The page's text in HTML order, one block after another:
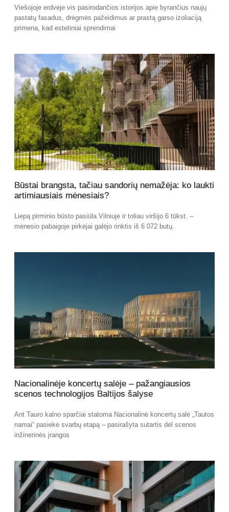
Viešojoje erdvėje vis pasirodančios istorijos apie byrančius naujų
pastatų fasadus, drėgmės pažeidimus ar prastą garso izoliaciją
primena, kad estetiniai sprendimai
Būstai brangsta, tačiau sandorių nemažėja: ko laukti
artimiausiais mėnesiais?
Liepą pirminio būsto pasiūla Vilniuje ir toliau viršijo 6 tūkst. –
mėnesio pabaigoje pirkėjai galėjo rinktis iš 6 072 butų.
Nacionalinėje koncertų salėje – pažangiausios
scenos technologijos Baltijos šalyse
Ant Tauro kalno sparčiai statoma Nacionalinė koncertų salė „Tautos
namai“ pasiekė svarbų etapą – pasirašyta sutartis dėl scenos
inžinerinės įrangos